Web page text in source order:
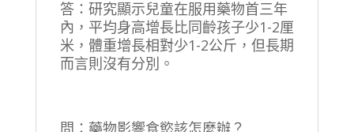
答：研究顯示兒童在服用藥物首三年
內，平均身高增長比同齡孩子少1-2厘
米，體重增長相對少1-2公斤，但長期
而言則沒有分別。
問：藥物影響食慾該怎麼辦？